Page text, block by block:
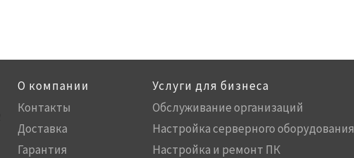
О компании
Контакты
Доставка
Гарантия
Услуги для бизнеса
Обслуживание организаций
Настройка серверного оборудования
Настройка и ремонт ПК